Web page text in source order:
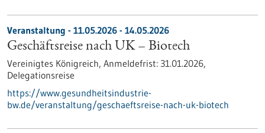
Veranstaltung - 11.05.2026 - 14.05.2026
Geschäftsreise nach UK – Biotech
Vereinigtes Königreich, Anmeldefrist: 31.01.2026,
Delegationsreise
https://www.gesundheitsindustrie-
bw.de/veranstaltung/geschaeftsreise-nach-uk-biotech